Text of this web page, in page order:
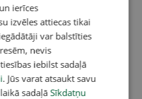
ierīces
izvēles attiecas tikai
var balstīties
nevis
iebilst sadaļā
. Jūs varat atsaukt savu
sadaļā Sīkdatņu